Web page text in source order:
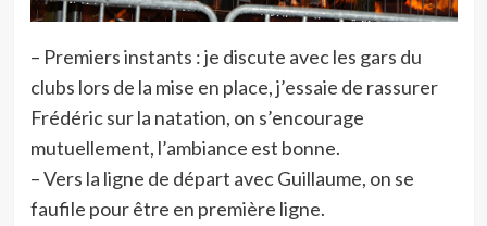
– Premiers instants : je discute avec les gars du
clubs lors de la mise en place, j’essaie de rassurer
Frédéric sur la natation, on s’encourage
mutuellement, l’ambiance est bonne.
– Vers la ligne de départ avec Guillaume, on se
faufile pour être en première ligne.